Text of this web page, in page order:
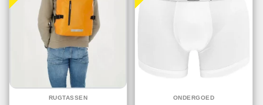
RUGTASSEN ONDERGOED